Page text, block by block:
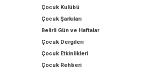
Çocuk Kulübü
Çocuk Şarkıları
Belirli Gün ve Haftalar
Çocuk Dergileri
Çocuk Etkinlikleri
Çocuk Rehberi